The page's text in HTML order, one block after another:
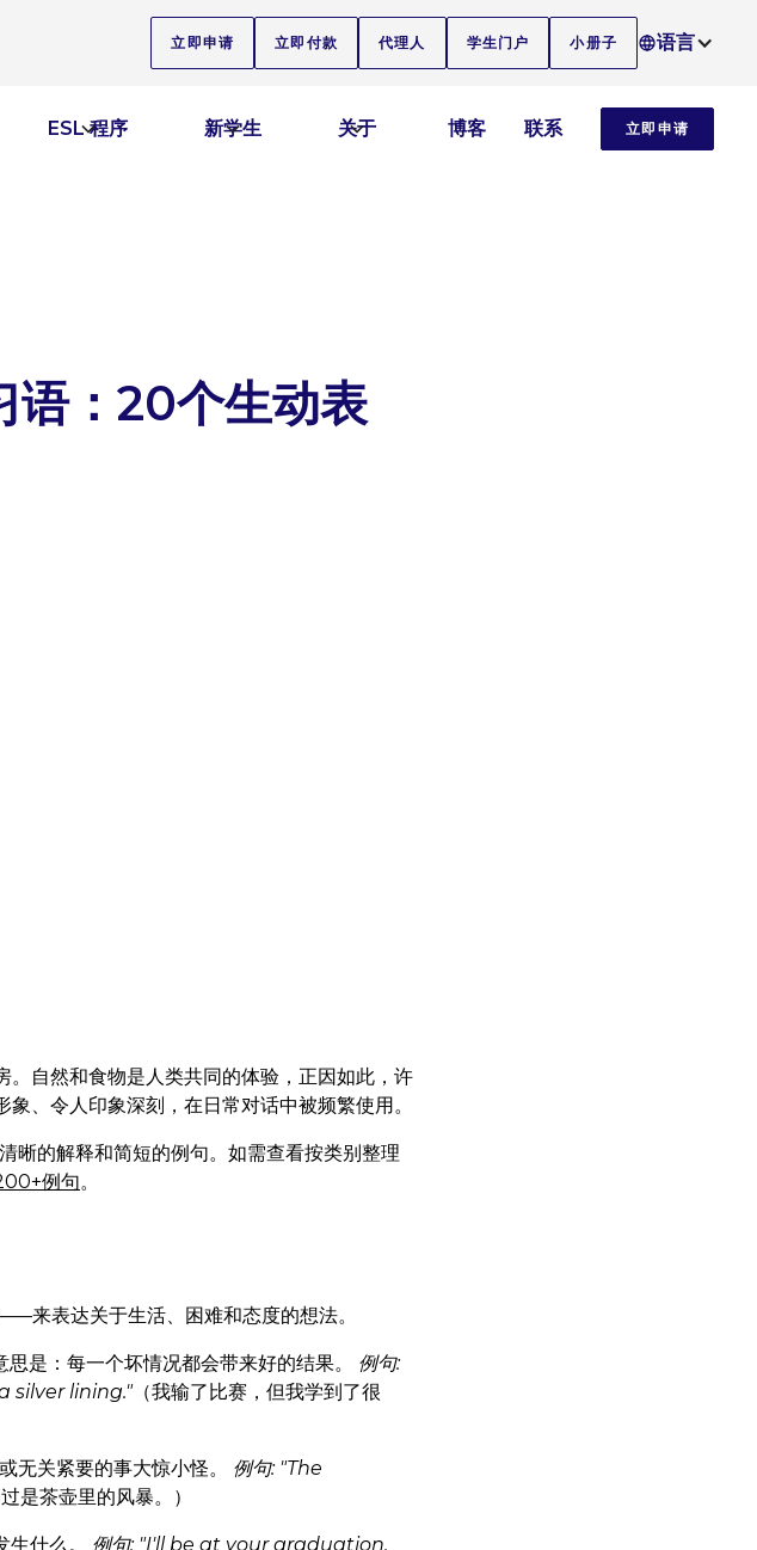
立即申请 立即付款 代理人 学生门户 小册子 语言
ESL 程序 新学生 关于 博客 联系 立即申请
语：20个生动表
自然和食物是人类共同的体验，正因如此，许
、令人印象深刻，在日常对话中被频繁使用。
晰的解释和简短的例句。如需查看按类别整理
例句。
来表达关于生活、困难和态度的想法。
是：每一个坏情况都会带来好的结果。 例句:
silver lining."（我输了比赛，但我学到了很
无关紧要的事大惊小怪。 例句: "The
是茶壶里的风暴。）
什么。 例句: "I'll be at your graduation,